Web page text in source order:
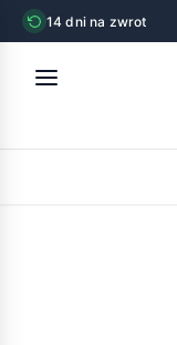
14 dni na zwrot